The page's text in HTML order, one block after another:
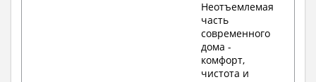
Неотъемлемая
часть
современного
дома -
комфорт,
чистота и